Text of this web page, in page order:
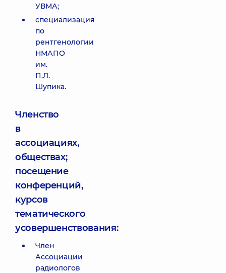
УВМА;
специализация
по
рентгенологии
НМАПО
им.
П.Л.
Шупика.
Членство
в
ассоциациях,
обществах;
посещение
конференций,
курсов
тематического
усовершенствования:
Член
Ассоциации
радиологов